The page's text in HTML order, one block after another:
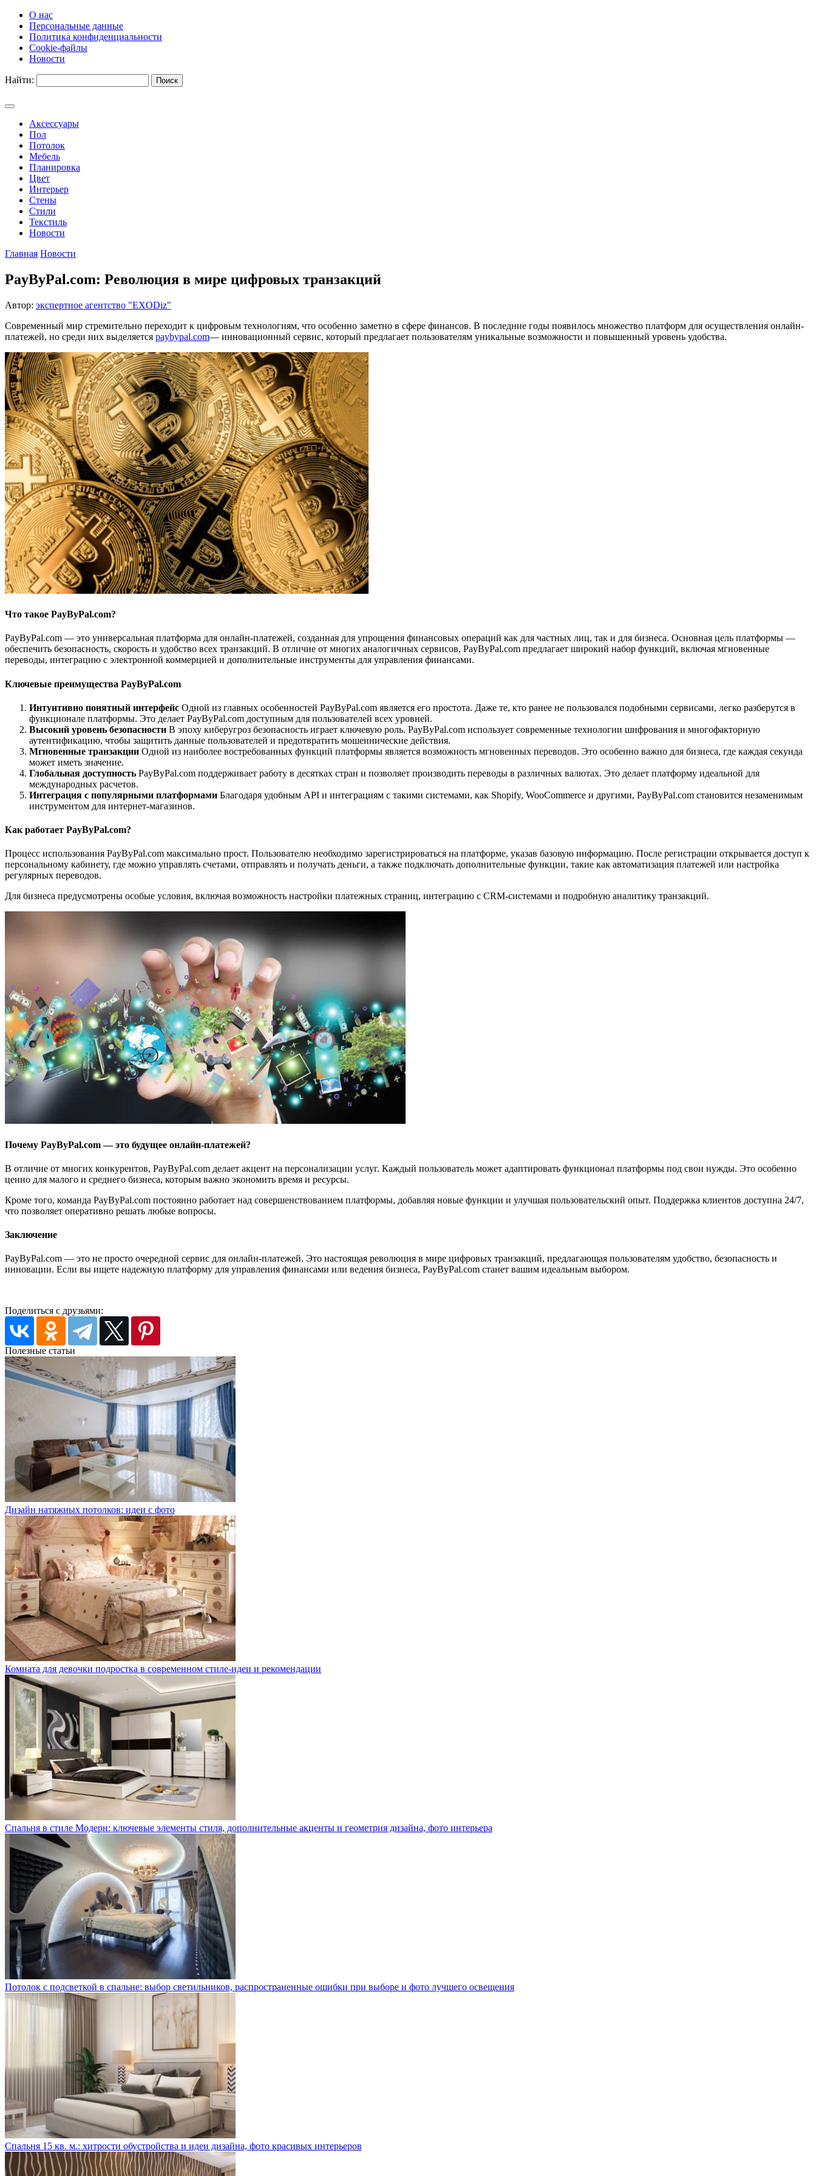
О нас
Персональные данные
Политика конфиденциальности
Cookie-файлы
Новости
Найти:
Аксессуары
Пол
Потолок
Мебель
Планировка
Цвет
Интерьер
Стены
Стили
Текстиль
Новости
Главная Новости
PayByPal.com: Революция в мире цифровых транзакций
Автор: экспертное агентство "EXODiz"
Современный мир стремительно переходит к цифровым технологиям, что особенно заметно в сфере финансов. В последние годы появилось множество платформ для осуществления онлайн-
платежей, но среди них выделяется paybypal.com— инновационный сервис, который предлагает пользователям уникальные возможности и повышенный уровень удобства.
Что такое PayByPal.com?
PayByPal.com — это универсальная платформа для онлайн-платежей, созданная для упрощения финансовых операций как для частных лиц, так и для бизнеса. Основная цель платформы —
обеспечить безопасность, скорость и удобство всех транзакций. В отличие от многих аналогичных сервисов, PayByPal.com предлагает широкий набор функций, включая мгновенные
переводы, интеграцию с электронной коммерцией и дополнительные инструменты для управления финансами.
Ключевые преимущества PayByPal.com
Интуитивно понятный интерфейс Одной из главных особенностей PayByPal.com является его простота. Даже те, кто ранее не пользовался подобными сервисами, легко разберутся в
функционале платформы. Это делает PayByPal.com доступным для пользователей всех уровней.
Высокий уровень безопасности В эпоху киберугроз безопасность играет ключевую роль. PayByPal.com использует современные технологии шифрования и многофакторную
аутентификацию, чтобы защитить данные пользователей и предотвратить мошеннические действия.
Мгновенные транзакции Одной из наиболее востребованных функций платформы является возможность мгновенных переводов. Это особенно важно для бизнеса, где каждая секунда
может иметь значение.
Глобальная доступность PayByPal.com поддерживает работу в десятках стран и позволяет производить переводы в различных валютах. Это делает платформу идеальной для
международных расчетов.
Интеграция с популярными платформами Благодаря удобным API и интеграциям с такими системами, как Shopify, WooCommerce и другими, PayByPal.com становится незаменимым
инструментом для интернет-магазинов.
Как работает PayByPal.com?
Процесс использования PayByPal.com максимально прост. Пользователю необходимо зарегистрироваться на платформе, указав базовую информацию. После регистрации открывается доступ к
персональному кабинету, где можно управлять счетами, отправлять и получать деньги, а также подключать дополнительные функции, такие как автоматизация платежей или настройка
регулярных переводов.
Для бизнеса предусмотрены особые условия, включая возможность настройки платежных страниц, интеграцию с CRM-системами и подробную аналитику транзакций.
Почему PayByPal.com — это будущее онлайн-платежей?
В отличие от многих конкурентов, PayByPal.com делает акцент на персонализации услуг. Каждый пользователь может адаптировать функционал платформы под свои нужды. Это особенно
ценно для малого и среднего бизнеса, которым важно экономить время и ресурсы.
Кроме того, команда PayByPal.com постоянно работает над совершенствованием платформы, добавляя новые функции и улучшая пользовательский опыт. Поддержка клиентов доступна 24/7,
что позволяет оперативно решать любые вопросы.
Заключение
PayByPal.com — это не просто очередной сервис для онлайн-платежей. Это настоящая революция в мире цифровых транзакций, предлагающая пользователям удобство, безопасность и
инновации. Если вы ищете надежную платформу для управления финансами или ведения бизнеса, PayByPal.com станет вашим идеальным выбором.
Поделиться с друзьями:
Полезные статьи
Дизайн натяжных потолков: идеи с фото
Комната для девочки подростка в современном стиле-идеи и рекомендации
Спальня в стиле Модерн: ключевые элементы стиля, дополнительные акценты и геометрия дизайна, фото интерьера
Потолок с подсветкой в спальне: выбор светильников, распространенные ошибки при выборе и фото лучшего освещения
Спальня 15 кв. м.: хитрости обустройства и идеи дизайна, фото красивых интерьеров